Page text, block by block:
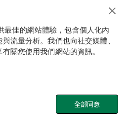
A DIVISION OF NATURE
RIGHTS RESERVED.
最佳的網站體驗，包含個人化內
流量分析。我們也向社交媒體、
關您使用我們網站的資訊。
全部同意